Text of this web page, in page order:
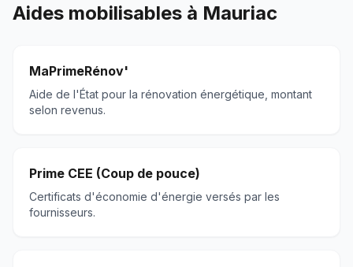
Aides mobilisables à Mauriac
MaPrimeRénov'
Aide de l'État pour la rénovation énergétique, montant
selon revenus.
Prime CEE (Coup de pouce)
Certificats d'économie d'énergie versés par les
fournisseurs.